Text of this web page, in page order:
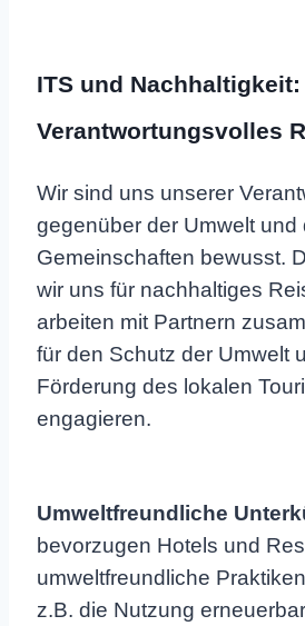
ITS und Nachhaltigkeit:
Verantwortungsvolles
Wir sind uns unserer
gegenüber der Umwelt und
Gemeinschaften bewusst.
wir uns für nachhaltiges
arbeiten mit Partnern
für den Schutz der Umwelt
Förderung des lokalen
engagieren.
Umweltfreundliche
bevorzugen Hotels und
umweltfreundliche
z.B. die Nutzung